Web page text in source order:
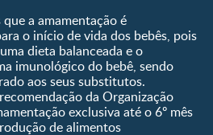
Desenvolvimento
Ser Mãe e Pai
Nutrição, Alimentação e
Saúde
a amamentação é
o início de vida dos bebês, pois
dieta balanceada e o
imunológico do bebê, sendo
aos seus substitutos.
da Organização
exclusiva até o 6º mês
de alimentos